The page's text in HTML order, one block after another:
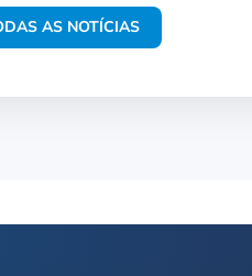
AS NOTÍCIAS